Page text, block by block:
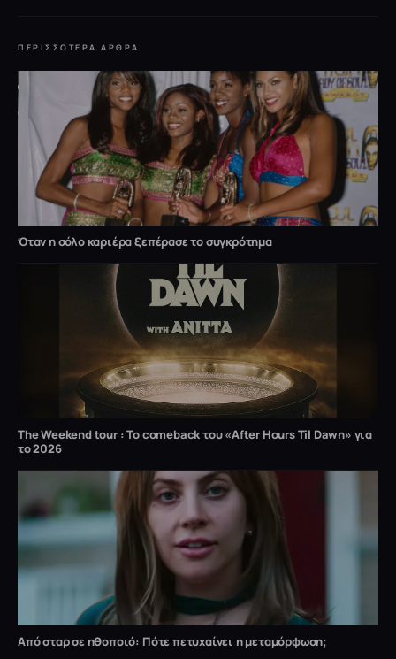
ΠΕΡΙΣΣΌΤΕΡΑ ΆΡΘΡΑ
Όταν η σόλο καριέρα ξεπέρασε το συγκρότημα
The Weekend tour : Το comeback του «After Hours Til Dawn» για
το 2026
Από σταρ σε ηθοποιό: Πότε πετυχαίνει η μεταμόρφωση;